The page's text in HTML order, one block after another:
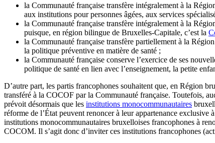
la Communauté française transfère intégralement à la
aux institutions pour personnes âgées, aux services
la Communauté française transfère intégralement à la
puisque, en région bilingue de Bruxelles-Capitale, c’est la
la Communauté française transfère partiellement à la
la politique préventive en matière de santé ;
la Communauté française conserve l’exercice de ses
politique de santé en lien avec l’enseignement, la petite
D’autre part, les partis francophones souhaitent que, en Région
transféré à la COCOF par la Communauté française. Toutefois,
prévoit désormais que les institutions monocommunautaires
réforme de l’État peuvent renoncer à leur appartenance
institutions monocommunautaires bruxelloises francophones à
COCOM. Il s’agit donc d’inviter ces institutions francophones